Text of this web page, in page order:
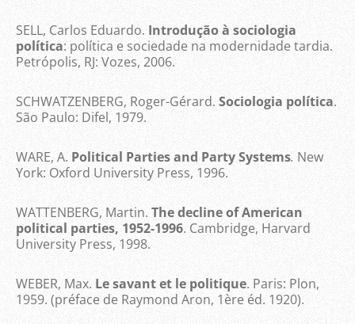
SELL, Carlos Eduardo. Introdução à sociologia
política: política e sociedade na modernidade tardia.
Petrópolis, RJ: Vozes, 2006.
SCHWATZENBERG, Roger-Gérard. Sociologia política.
São Paulo: Difel, 1979.
WARE, A. Political Parties and Party Systems. New
York: Oxford University Press, 1996.
WATTENBERG, Martin. The decline of American
political parties, 1952-1996. Cambridge, Harvard
University Press, 1998.
WEBER, Max. Le savant et le politique. Paris: Plon,
1959. (préface de Raymond Aron, 1ère éd. 1920).